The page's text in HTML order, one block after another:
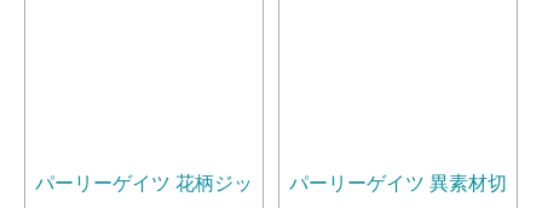
パーリーゲイツ 花柄ジッ
パーリーゲイツ 異素材切